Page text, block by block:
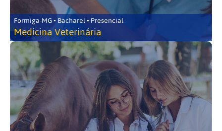
Formiga-MG • Bacharel • Presencial
Medicina Veterinária